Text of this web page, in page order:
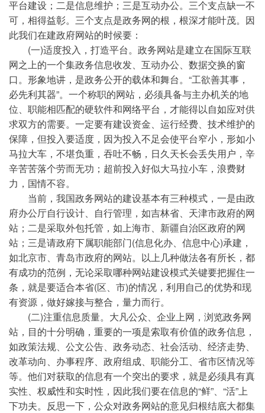
平台建设；二是信息维护；三是互动办公。三个支点缺一不
可，相得益彰。三个支点是政务网的根，根深才能叶茂。因
此我们在建政府网站的时候要：
(一)适度投入，打造平台。政务网站是建立在国际互联
网之上的一个集政务信息收发、互动办公、数据交换的窗
口。形象地讲，是政务公开的载体和舞台。“工欲善其事，
必先利其器”。一个称职的网站，必须具备与主办机关的地
位、职能相匹配的硬软件和网络平台，才能得以自如应对供
求双方的需要。一定要有建设资金、运行经费、技术维护的
保障，但投入要适度，因为投入不足会使平台窄小，形如小
马拉大车，不堪负重，吞吐不畅，日久天长会丢失用户，辛
辛苦苦落个劳而无功；超前投入好似大马拉小车，浪费财
力，国情不容。
当前，我国政务网站的建设基本有三种模式，一是由政
府办公厅自行设计、自行管理，如吉林省、天津市政府的网
站；二是采取外包托管，如上海市、新疆自治区政府的网
站；三是请政府下属职能部门(信息化办、信息中心)承建，
如北京市、青岛市政府的网站。以上几种做法各有所长，都
有成功的范例，无论采取哪种网站建设模式关键要把握住一
条，就是要适合本省(区、市)的情况，利用自己的优势和现
有资源，做好嫁接与整合，量力而行。
(二)注重信息质量。大凡公众、企业上网，浏览政务网
站，目的十分明确，重要的一项是索取有价值的政务信息，
如政策法规、公文公告、政务动态、社会活动、经济走势、
改革动向、办事程序、政府组成、职能分工、省市区情况等
等。他们对获取的信息有一个突出的要求，就是必须具有真
实性、权威性和实时性，因此我们要在信息的“鲜”、“活”上
下功夫。反思一下，公众对政务网站的意见归根结底大都集